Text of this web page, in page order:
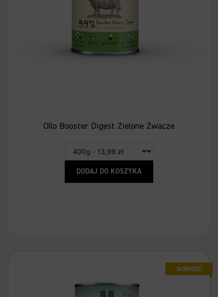
Ollo Booster Digest Zielone Żwacze
DODAJ DO KOSZYKA